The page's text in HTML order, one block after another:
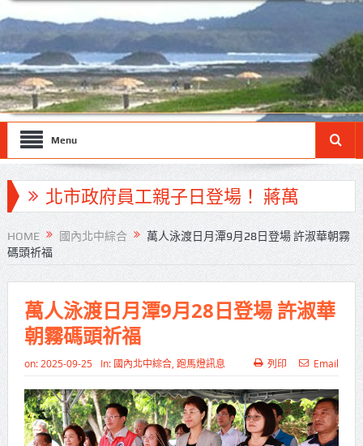
Menu
北市政府員工親子日登場！ 蔣萬
安：亮眼市政榮譽歸功每一位同仁
工研院推出「畜牧場保全機器人」
守護農場安全
竹市消防博物館1樓開館 邀市民走進
市定古蹟體驗消防文化
導信 嚴防境外勢力介選邀請村里長一
HOME 國內北中綜合
萬人泳渡日月潭9月28日登場 許淑華朝霧
碼頭祈福
萬人泳渡日月潭9月28日登場 許淑華
朝霧碼頭祈福
on: 2025-09-25 In: 國內北中綜合, 跑馬燈訊息 列印 Email